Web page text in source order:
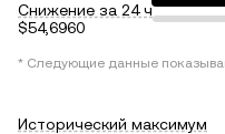
Снижение за 24 ч
$54,6960
* Следующие данные
Исторический максимум